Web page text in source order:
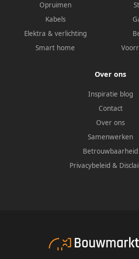
Opruimen
Kabels
Elektra & verlichting
Smart home
Over ons
Inspiratie blog
Contact
Over ons
Samenwerken
Betrouwbaarheid
Privacybeleid &